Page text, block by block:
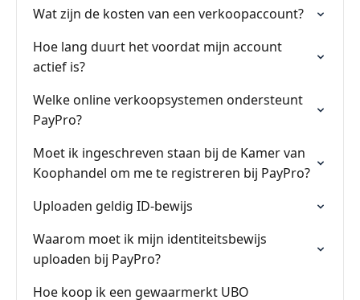
Wat zijn de kosten van een verkoopaccount?
Hoe lang duurt het voordat mijn account
actief is?
Welke online verkoopsystemen ondersteunt
PayPro?
Moet ik ingeschreven staan bij de Kamer van
Koophandel om me te registreren bij PayPro?
Uploaden geldig ID-bewijs
Waarom moet ik mijn identiteitsbewijs
uploaden bij PayPro?
Hoe koop ik een gewaarmerkt UBO